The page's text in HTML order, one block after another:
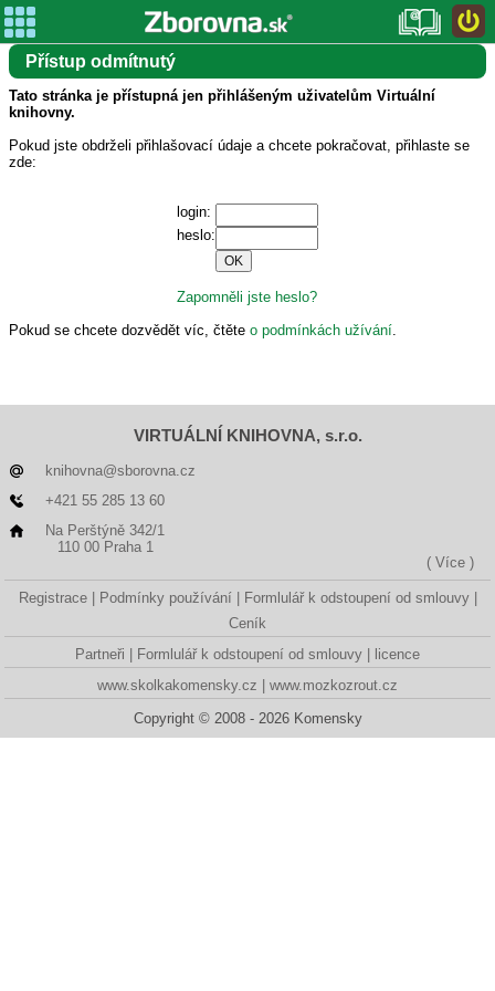
Přístup odmítnutý
Tato stránka je přístupná jen přihlášeným uživatelům Virtuální
knihovny.
Pokud jste obdrželi přihlašovací údaje a chcete pokračovat, přihlaste se
zde:
login:
heslo:
Zapomněli jste heslo?
Pokud se chcete dozvědět víc, čtěte o podmínkách užívání.
VIRTUÁLNÍ KNIHOVNA, s.r.o.
knihovna@sborovna.cz
+421 55 285 13 60
Na Perštýně 342/1
110 00 Praha 1
( Více )
Registrace Podmínky používání
Formlulář k odstoupení od smlouvy
Ceník
Partneři
Formlulář k odstoupení od smlouvy
licence
www.skolkakomensky.cz
www.mozkozrout.cz
Copyright © 2008 - 2026 Komensky